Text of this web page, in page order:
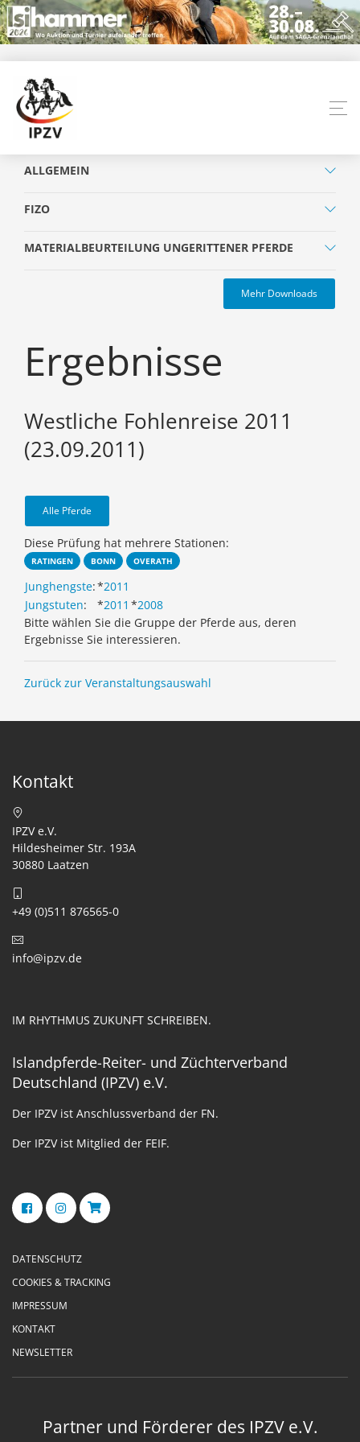
ALLGEMEIN
FIZO
MATERIALBEURTEILUNG UNGERITTENER PFERDE
Mehr Downloads
Ergebnisse
Westliche Fohlenreise 2011
(23.09.2011)
Alle Pferde
Diese Prüfung hat mehrere Stationen:
RATINGEN BONN OVERATH
Junghengste:*2011
Jungstuten: *2011 *2008
Bitte wählen Sie die Gruppe der Pferde aus, deren
Ergebnisse Sie interessieren.
Zurück zur Veranstaltungsauswahl
Kontakt
IPZV e.V.
Hildesheimer Str. 193A
30880 Laatzen
+49 (0)511 876565-0
info@ipzv.de
IM RHYTHMUS ZUKUNFT SCHREIBEN.
Islandpferde-Reiter- und Züchterverband
Deutschland (IPZV) e.V.
Der IPZV ist Anschlussverband der FN.
Der IPZV ist Mitglied der FEIF.
DATENSCHUTZ
COOKIES & TRACKING
IMPRESSUM
KONTAKT
NEWSLETTER
Partner und Förderer des IPZV e.V.